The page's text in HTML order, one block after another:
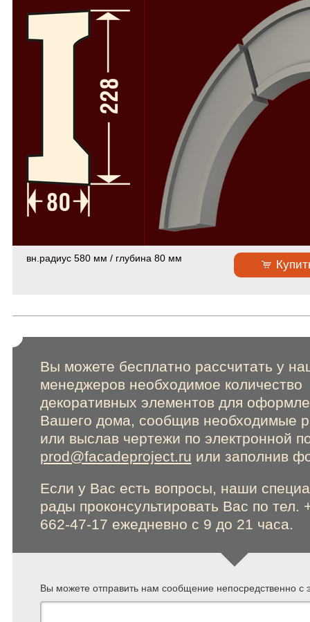
Полуколонны из стеклофибробетона
Пилястры из стеклофибробетона
Пилястры в сборе из стеклофибробетона
Русты из стеклофибробетона
Консоли из стеклофибробетона
Слуховые окна и обрамления из стеклофибробетона
Камни замковые из стеклофибробетона
Декоративные элементы из стеклофибробетона
112
Расходники
4
Фасадный декор из полиуретана
Фасадный декор из пенопласта
Online консультации
Расширенный поиск по сайту
вн.радиус 580 мм / глубина 80 мм
Вы можете бесплатно рассчитать у
менеджеров необходимое количество
декоративных элементов для
Вашего дома, сообщив необходимые
или выслав чертежи по электронной
prod@facadeproject.ru или заполнив
Если у Вас есть вопросы, наши
рады проконсультировать Вас по тел.
662-47-17 ежедневно с 9 до 21 часа.
Вы можете отправить нам сообщение непосредственно с